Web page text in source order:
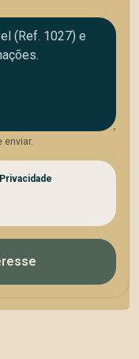
enviar.
Privacidade